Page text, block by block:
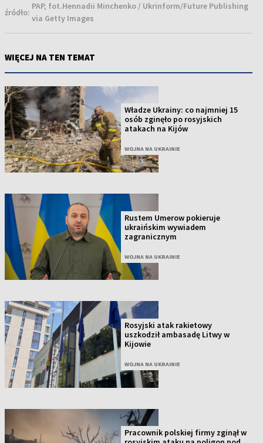
źródło:
PAP, fot.Hennadii Minchenko / Ukrinform/Future Publishing
via Getty Images
WIĘCEJ NA TEN TEMAT
Władze Ukrainy: co najmniej 15
osób zginęło po rosyjskich
atakach na Kijów
WOJNA NA UKRAINIE
Rustem Umerow pokieruje
ukraińskim wywiadem
zagranicznym
WOJNA NA UKRAINIE
Rosyjski atak rakietowy
uszkodził ambasadę Litwy w
Kijowie
WOJNA NA UKRAINIE
Pracownik polskiej firmy zginął w